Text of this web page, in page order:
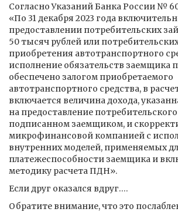
Согласно Указаний Банка России №
«По 31 декабря 2023 года
предоставлении потребительских
50 тысяч рублей или
приобретения автотранспортного
исполнение обязательств заемщика
обеспечено залогом приобретаемого
автотранспортного средства, в
включается величина дохода,
на предоставление
подписанном заемщиком, и
микрофинансовой компанией с
внутренних моделей, применяемых
платежеспособности заемщика и
методику расчета ПДН».
Если друг оказался вдруг….
Обратите внимание, что это